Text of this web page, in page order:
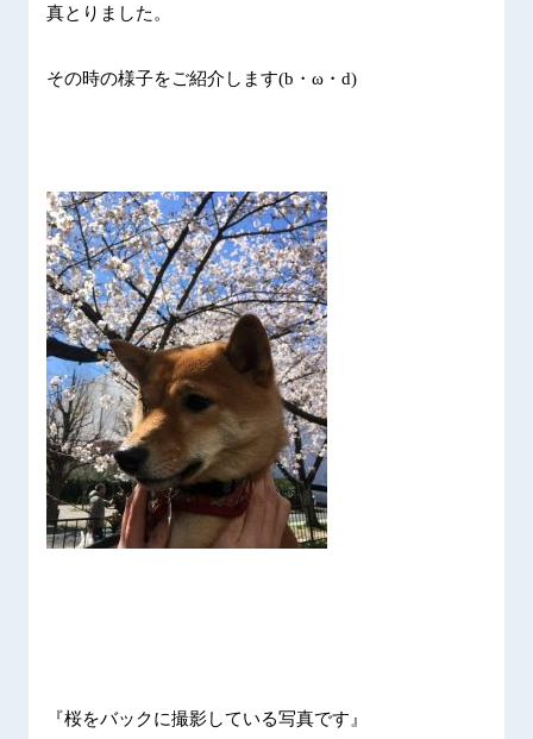
真とりました。
その時の様子をご紹介します(b ・ω・ d)
『桜をバックに撮影している写真です』